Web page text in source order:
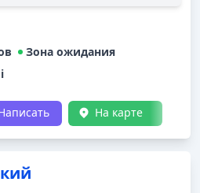
Зона ожидания
На карте